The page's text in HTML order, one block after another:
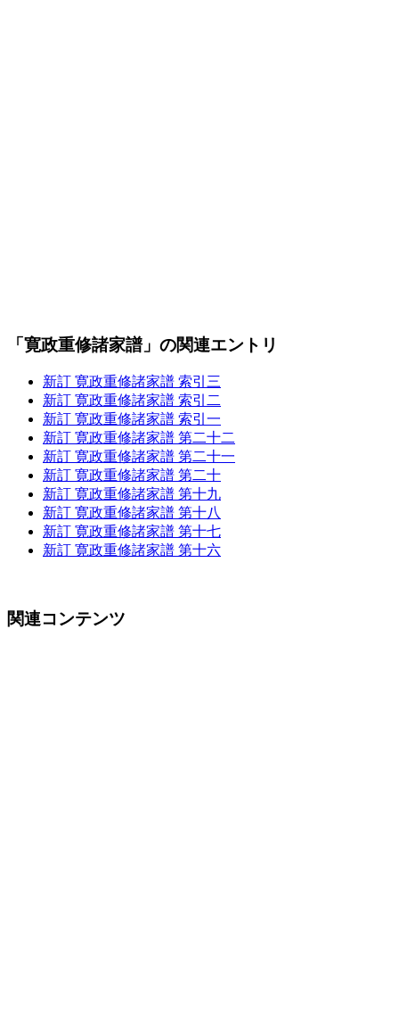
「寛政重修諸家譜」の関連エントリ
新訂 寛政重修諸家譜 索引三
新訂 寛政重修諸家譜 索引二
新訂 寛政重修諸家譜 索引一
新訂 寛政重修諸家譜 第二十二
新訂 寛政重修諸家譜 第二十一
新訂 寛政重修諸家譜 第二十
新訂 寛政重修諸家譜 第十九
新訂 寛政重修諸家譜 第十八
新訂 寛政重修諸家譜 第十七
新訂 寛政重修諸家譜 第十六
関連コンテンツ